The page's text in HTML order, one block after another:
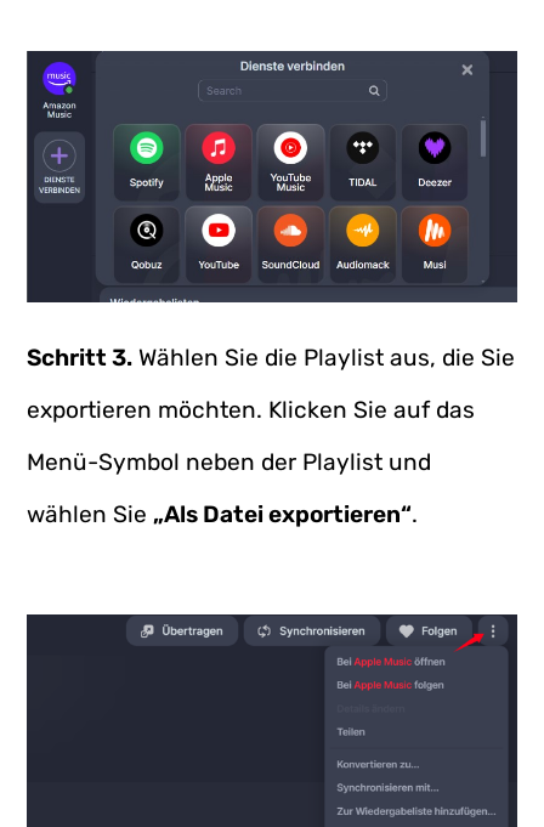
Schritt 3. Wählen Sie die Playlist aus, die Sie
exportieren möchten. Klicken Sie auf das
Menü-Symbol neben der Playlist und
wählen Sie „Als Datei exportieren“.